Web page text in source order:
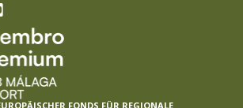
FONDS FÜR REGIONALE